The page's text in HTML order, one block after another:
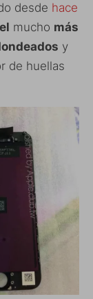
desde hace
mucho más
y
de huellas